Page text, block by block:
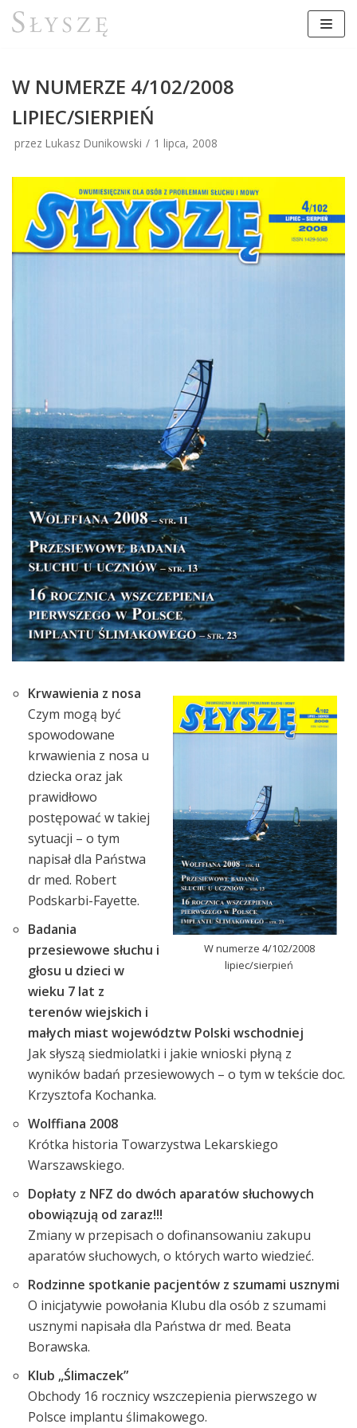
Przejdź
W NUMERZE 4/102/2008
LIPIEC/SIERPIEŃ
przez Lukasz Dunikowski 1 lipca, 2008
W numerze 4/102/2008
lipiec/sierpień
Krwawienia z nosa
Czym mogą być
spowodowane
krwawienia z nosa u
dziecka oraz jak
prawidłowo
postępować w takiej
sytuacji – o tym
napisał dla Państwa
dr med. Robert
Podskarbi-Fayette.
Badania
przesiewowe słuchu i
głosu u dzieci w
wieku 7 lat z
terenów wiejskich i
małych miast województw Polski wschodniej
Jak słyszą siedmiolatki i jakie wnioski płyną z
wyników badań przesiewowych – o tym w tekście doc.
Krzysztofa Kochanka.
Wolffiana 2008
Krótka historia Towarzystwa Lekarskiego
Warszawskiego.
Dopłaty z NFZ do dwóch aparatów słuchowych
obowiązują od zaraz!!!
Zmiany w przepisach o dofinansowaniu zakupu
aparatów słuchowych, o których warto wiedzieć.
Rodzinne spotkanie pacjentów z szumami usznymi
O inicjatywie powołania Klubu dla osób z szumami
usznymi napisała dla Państwa dr med. Beata
Borawska.
Klub „Ślimaczek”
Obchody 16 rocznicy wszczepienia pierwszego w
Polsce implantu ślimakowego.